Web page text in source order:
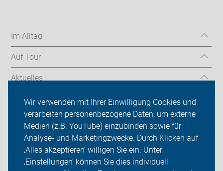
Wir verwenden mit Ihrer Einwilligung Cookies und
verarbeiten personenbezogene Daten, um externe
Medien (z.B. YouTube) einzubinden sowie für
Analyse- und Marketingzwecke. Durch Klicken auf
‚Alles akzeptieren‘ willigen Sie ein. Unter
‚Einstellungen‘ können Sie dies individuell
Im Alltag
Auf Tour
Aktuelles
Über uns
Mitgliedschaft
Fachwissen
Presse